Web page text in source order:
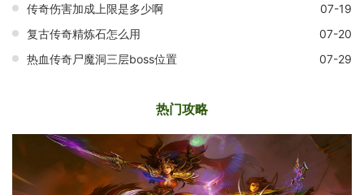
传奇伤害加成上限是多少啊
07-19
复古传奇精炼石怎么用
07-20
热血传奇尸魔洞三层boss位置
07-29
热门攻略